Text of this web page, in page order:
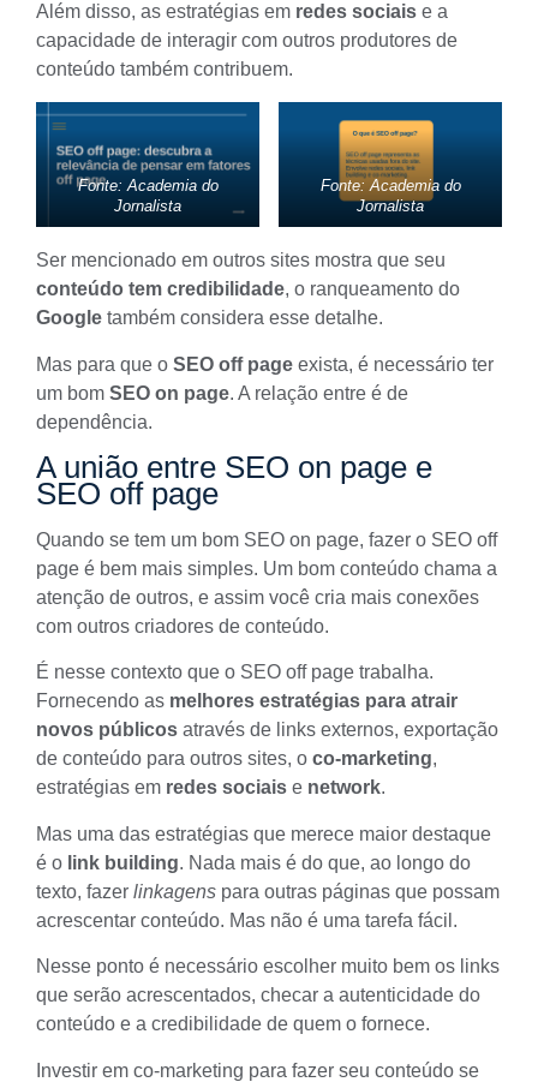
Além disso, as estratégias em redes sociais e a
capacidade de interagir com outros produtores de
conteúdo também contribuem.
Fonte: Academia do
Jornalista
Fonte: Academia do
Jornalista
Ser mencionado em outros sites mostra que seu
conteúdo tem credibilidade, o ranqueamento do
Google também considera esse detalhe.
Mas para que o SEO off page exista, é necessário ter
um bom SEO on page. A relação entre é de
dependência.
A união entre SEO on page e
SEO off page
Quando se tem um bom SEO on page, fazer o SEO off
page é bem mais simples. Um bom conteúdo chama a
atenção de outros, e assim você cria mais conexões
com outros criadores de conteúdo.
É nesse contexto que o SEO off page trabalha.
Fornecendo as melhores estratégias para atrair
novos públicos através de links externos, exportação
de conteúdo para outros sites, o co-marketing,
estratégias em redes sociais e network.
Mas uma das estratégias que merece maior destaque
é o link building. Nada mais é do que, ao longo do
texto, fazer linkagens para outras páginas que possam
acrescentar conteúdo. Mas não é uma tarefa fácil.
Nesse ponto é necessário escolher muito bem os links
que serão acrescentados, checar a autenticidade do
conteúdo e a credibilidade de quem o fornece.
Investir em co-marketing para fazer seu conteúdo se